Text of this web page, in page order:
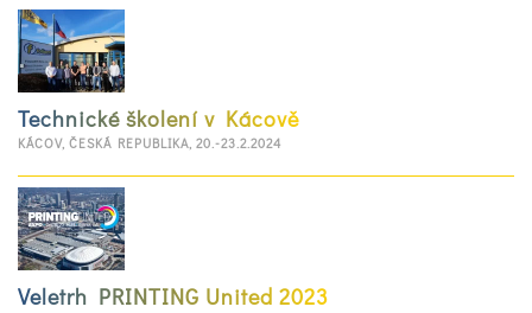
Technické školení v Kácově
KÁCOV, ČESKÁ REPUBLIKA, 20.-23.2.2024
Veletrh PRINTING United 2023